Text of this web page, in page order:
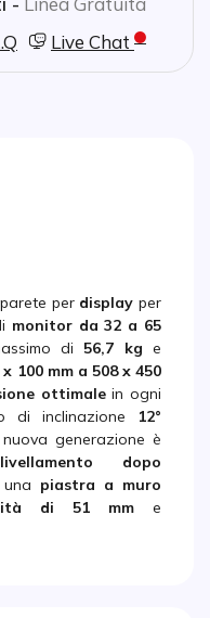
Live Chat
per display per
monitor da 32 a 65
di 56,7 kg e
100 mm a 508 x 450
ottimalein ogni
di inclinazione
12°
generazione è
livellamento dopo
piastra a muro
di 51 mm e